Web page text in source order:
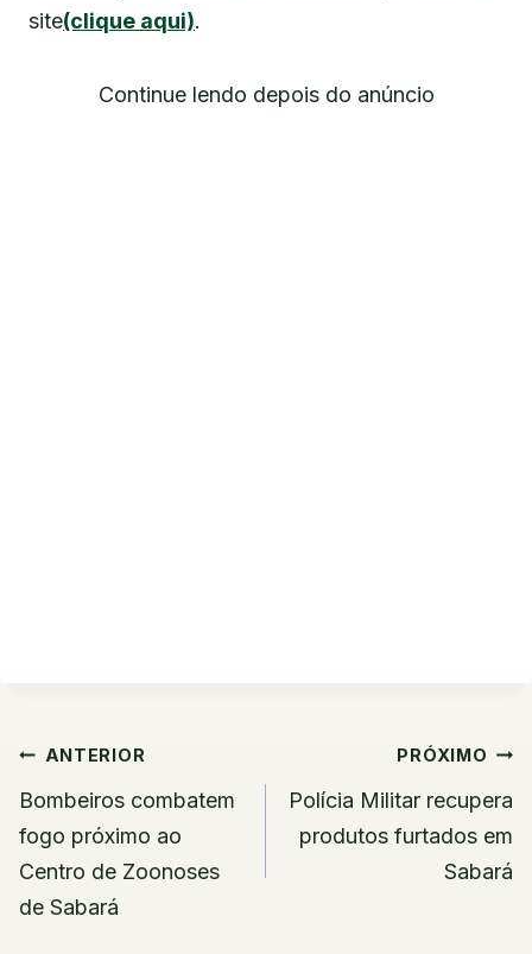
site(clique aqui).
Continue lendo depois do anúncio
Navegação
de
Post
ANTERIOR
Bombeiros combatem
fogo próximo ao
Centro de Zoonoses
de Sabará
PRÓXIMO
Polícia Militar recupera
produtos furtados em
Sabará